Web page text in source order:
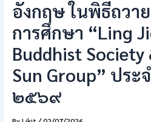
อังกฤษ ในพิธีถวา
การศึกษา “Ling
Buddhist Society
Sun Group” ประ
๒๕๖๙